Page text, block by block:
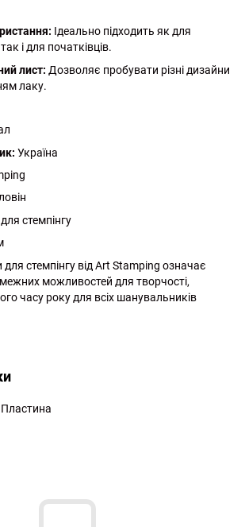
Ідеально підходить як для
і для початківців.
лист: Дозволяє пробувати різні дизайни
лаку.
Україна
стемпінгу
для стемпінгу від Art Stamping означає
можливостей для творчості,
часу року для всіх шанувальників
Пластина